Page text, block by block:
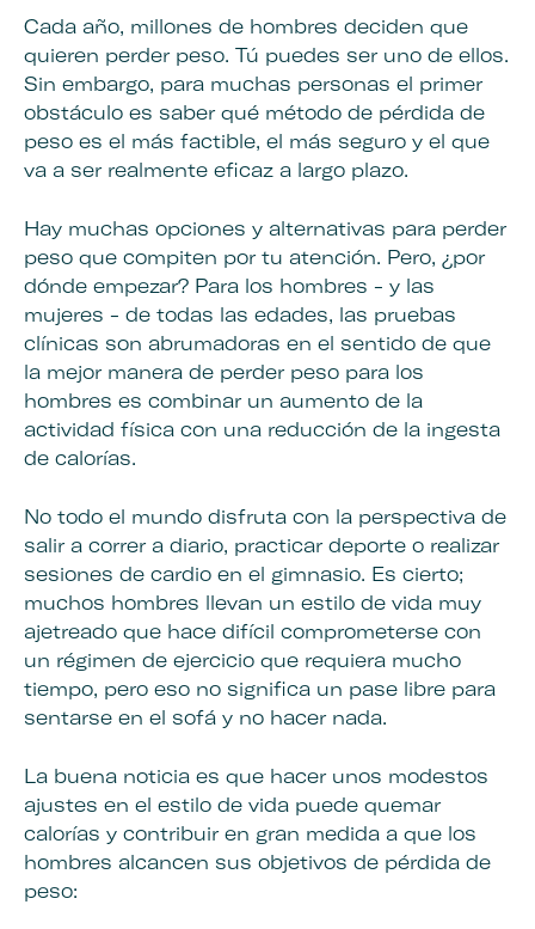
Cada año, millones de hombres deciden que
quieren perder peso. Tú puedes ser uno de ellos.
Sin embargo, para muchas personas el primer
obstáculo es saber qué método de pérdida de
peso es el más factible, el más seguro y el que
va a ser realmente eficaz a largo plazo.
Hay muchas opciones y alternativas para perder
peso que compiten por tu atención. Pero, ¿por
dónde empezar? Para los hombres - y las
mujeres - de todas las edades, las pruebas
clínicas son abrumadoras en el sentido de que
la mejor manera de perder peso para los
hombres es combinar un aumento de la
actividad física con una reducción de la ingesta
de calorías.
No todo el mundo disfruta con la perspectiva de
salir a correr a diario, practicar deporte o realizar
sesiones de cardio en el gimnasio. Es cierto;
muchos hombres llevan un estilo de vida muy
ajetreado que hace difícil comprometerse con
un régimen de ejercicio que requiera mucho
tiempo, pero eso no significa un pase libre para
sentarse en el sofá y no hacer nada.
La buena noticia es que hacer unos modestos
ajustes en el estilo de vida puede quemar
calorías y contribuir en gran medida a que los
hombres alcancen sus objetivos de pérdida de
peso: